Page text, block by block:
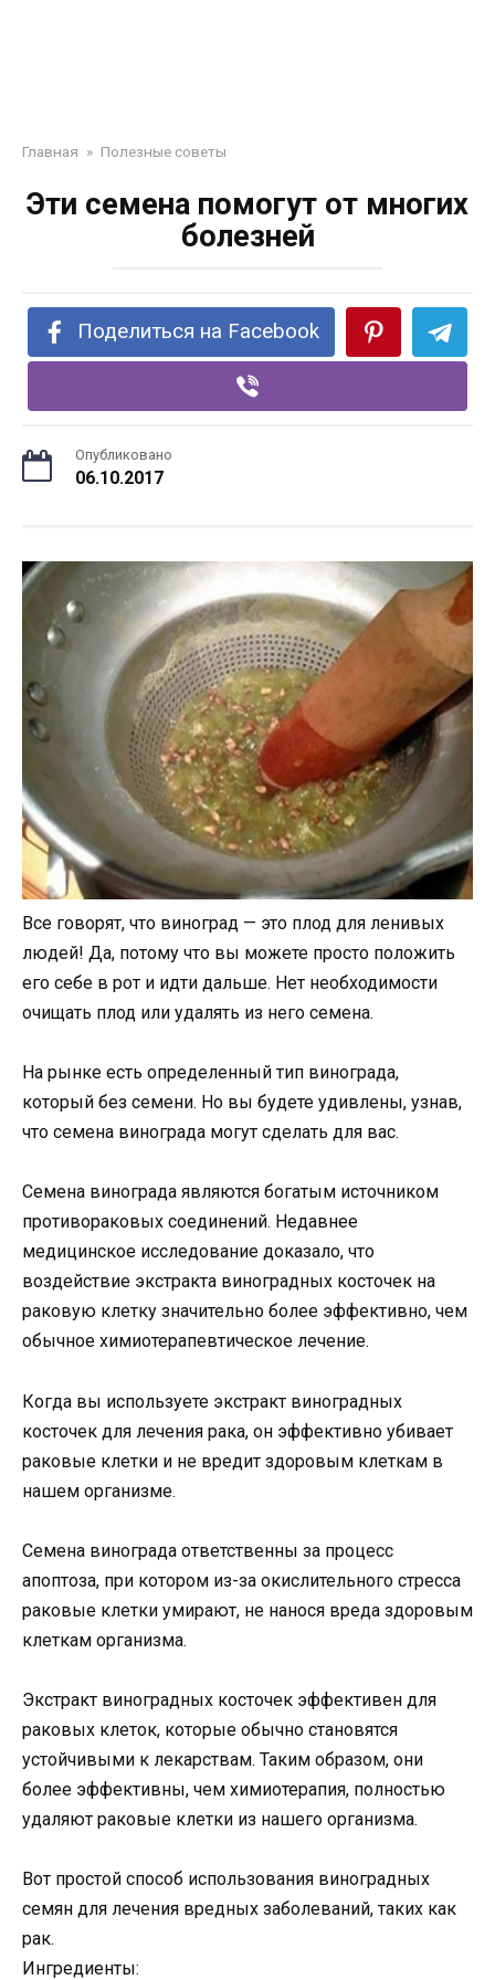
Главная » Полезные советы
Эти семена помогут от многих
болезней
Поделиться на Facebook
Опубликовано
06.10.2017
Все говорят, что виноград — это плод для ленивых
людей! Да, потому что вы можете просто положить
его себе в рот и идти дальше. Нет необходимости
очищать плод или удалять из него семена.
На рынке есть определенный тип винограда,
который без семени. Но вы будете удивлены, узнав,
что семена винограда могут сделать для вас.
Семена винограда являются богатым источником
противораковых соединений. Недавнее
медицинское исследование доказало, что
воздействие экстракта виноградных косточек на
раковую клетку значительно более эффективно, чем
обычное химиотерапевтическое лечение.
Когда вы используете экстракт виноградных
косточек для лечения рака, он эффективно убивает
раковые клетки и не вредит здоровым клеткам в
нашем организме.
Семена винограда ответственны за процесс
апоптоза, при котором из-за окислительного стресса
раковые клетки умирают, не нанося вреда здоровым
клеткам организма.
Экстракт виноградных косточек эффективен для
раковых клеток, которые обычно становятся
устойчивыми к лекарствам. Таким образом, они
более эффективны, чем химиотерапия, полностью
удаляют раковые клетки из нашего организма.
Вот простой способ использования виноградных
семян для лечения вредных заболеваний, таких как
рак.
Ингредиенты: